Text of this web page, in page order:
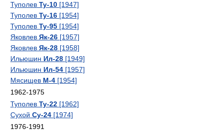
Туполев Ту-10 [1947]
Туполев Ту-16 [1954]
Туполев Ту-95 [1954]
Яковлев Як-26 [1957]
Яковлев Як-28 [1958]
Ильюшин Ил-28 [1949]
Ильюшин Ил-54 [1957]
Мясищев М-4 [1954]
1962-1975
Туполев Ту-22 [1962]
Сухой Су-24 [1974]
1976-1991